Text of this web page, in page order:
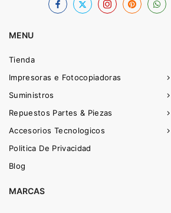
MENU
Tienda
Impresoras e Fotocopiadoras
Suministros
Repuestos Partes & Piezas
Accesorios Tecnologicos
Politica De Privacidad
Blog
MARCAS